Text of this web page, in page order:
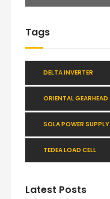
Tags
DELTA INVERTER
ORIENTAL GEARHEAD
SOLA POWER SUPPLY
TEDEA LOAD CELL
Latest Posts